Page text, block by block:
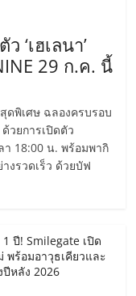
‘เฮเลนา’
29 ก.ค. นี้
ดพิเศษ ฉลองครบรอบ
วยการเปิดตัว
า 18:00 น. พร้อมพากิ
งรวดเร็ว ด้วยบัฟ
ปี! Smilegate เปิด
พร้อมอาวุธเคียวและ
ปีหลัง 2026